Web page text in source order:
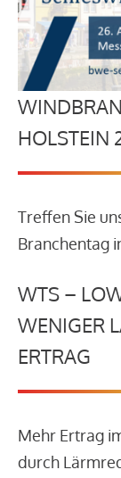
HOLSTEIN
Treffen Sie
Branchentag
WTS –
WENIGER
ERTRAG
Mehr Ertrag
durch